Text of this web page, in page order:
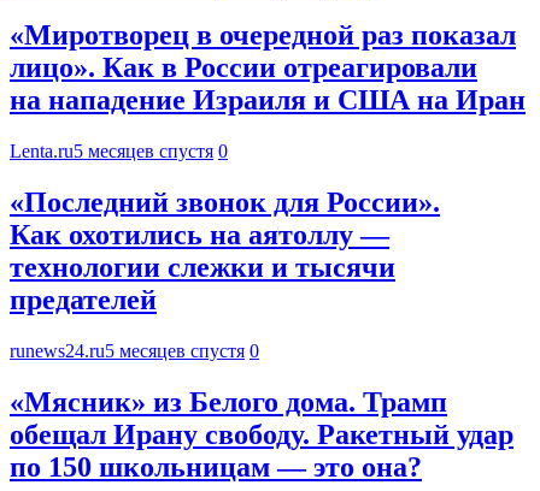
«Миротворец в очередной раз показал
лицо». Как в России отреагировали
на нападение Израиля и США на Иран
Lenta.ru5 месяцев спустя 0
«Последний звонок для России».
Как охотились на аятоллу —
технологии слежки и тысячи
предателей
runews24.ru5 месяцев спустя 0
«Мясник» из Белого дома. Трамп
обещал Ирану свободу. Ракетный удар
по 150 школьницам — это она?